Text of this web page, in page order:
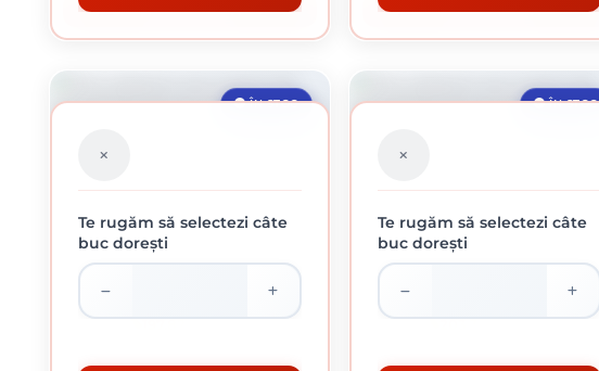
CUMPĂRĂ CUMPĂRĂ
ÎN STOC
ROLE ABRAZIVE PE SUPORT DE PÂNZĂ
197.82 lei / buc
Te rugăm să selectezi câte
buc dorești
ÎN STOC
ROLE ABRAZIVE PE SUPORT DE PÂNZĂ
203.34 lei / buc
Te rugăm să selectezi câte
buc dorești